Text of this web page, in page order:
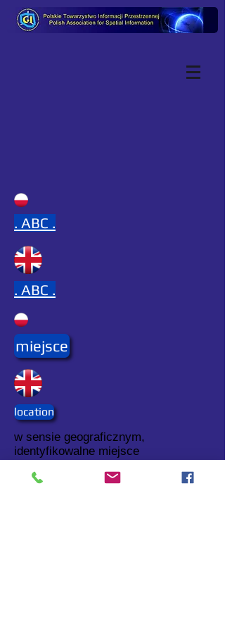
. ABC .
. ABC .
miejsce
location
w sensie geograficznym,
identyfikowalne miejsce